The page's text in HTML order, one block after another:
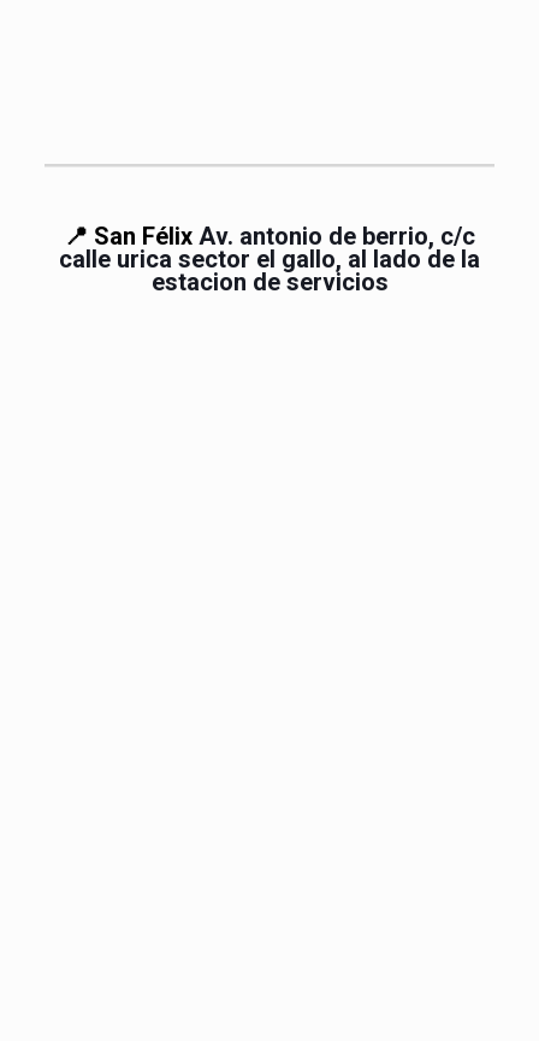
📍 San Félix Av. antonio de berrio, c/c
calle urica sector el gallo, al lado de la
estacion de servicios